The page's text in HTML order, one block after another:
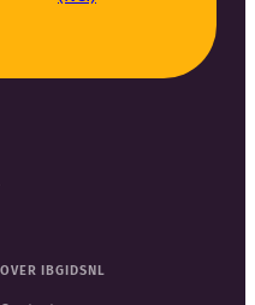
OVER IBGIDSNL